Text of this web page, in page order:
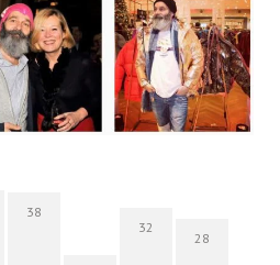
38
32
28